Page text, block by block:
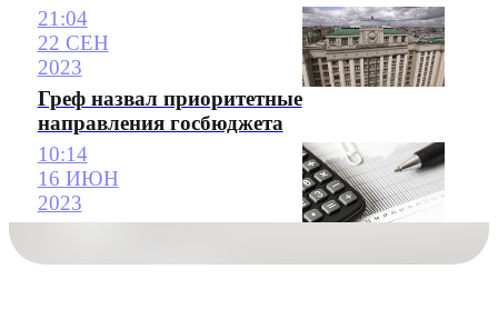
21:04
22 СЕН
2023
Греф назвал приоритетные
направления госбюджета
10:14
16 ИЮН
2023